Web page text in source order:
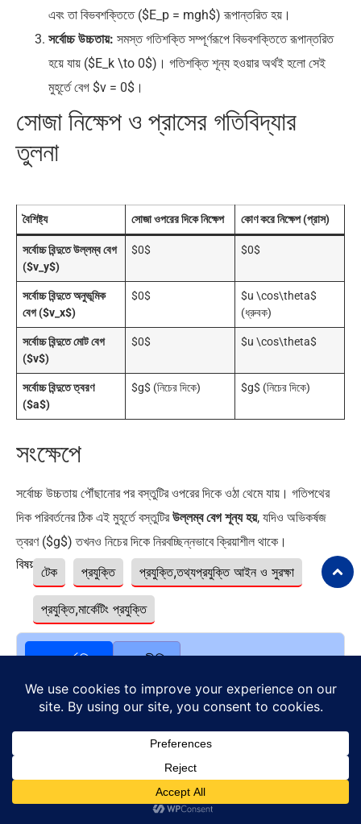
এবং তা বিভবশক্তিতে ($E_p = mgh$) রূপান্তরিত হয়।
সর্বোচ্চ উচ্চতায়: সমস্ত গতিশক্তি সম্পূর্ণরূপে বিভবশক্তিতে রূপান্তরিত
হয়ে যায় ($E_k \to 0$)। গতিশক্তি শূন্য হওয়ার অর্থই হলো সেই
মুহূর্তে বেগ $v = 0$।
সোজা নিক্ষেপ ও প্রাসের গতিবিদ্যার
তুলনা
বৈশিষ্ট্য সোজা ওপরের দিকে নিক্ষেপ কোণ করে নিক্ষেপ (প্রাস)
সর্বোচ্চ বিন্দুতে উল্লম্ব বেগ
($v_y$)
$0$ $0$
সর্বোচ্চ বিন্দুতে অনুভূমিক
বেগ ($v_x$)
$0$
$u \cos\theta$
(ধ্রুবক)
সর্বোচ্চ বিন্দুতে মোট বেগ
($v$)
$0$ $u \cos\theta$
সর্বোচ্চ বিন্দুতে ত্বরণ
($a$)
$g$ (নিচের দিকে) $g$ (নিচের দিকে)
সংক্ষেপে
সর্বোচ্চ উচ্চতায় পৌঁছানোর পর বস্তুটির ওপরের দিকে ওঠা থেমে যায়। গতিপথের
দিক পরিবর্তনের ঠিক এই মুহূর্তে বস্তুটিরউল্লম্ব বেগ শূন্য হয়, যদিও অভিকর্ষজ
ত্বরণ ($g$) তখনও নিচের দিকে নিরবচ্ছিন্নভাবে ক্রিয়াশীল থাকে।
বিষয়ঃ টেক প্রযুক্তি প্রযুক্তি,তথ্যপ্রযুক্তি আইন ও সুরক্ষা
প্রযুক্তি,মার্কেটিং প্রযুক্তি
আন্তর্জাতিক রাজনীতি
মার্কিন নির্বাচন ও বাংলাদেশের রাজনীতি:…
নয়াদিল্লিতে সাবেক প্রধানমন্ত্রী শেখ
হাসিনার…